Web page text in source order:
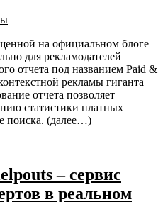
на официальном блоге
для рекламодателей
отчета под названием Paid &
рекламы гиганта
отчета позволяет
статистики платных
поиска. (далее…)
– сервис
в реальном